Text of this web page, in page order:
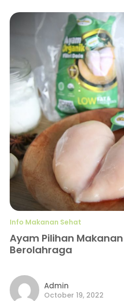
Info Makanan Sehat
Ayam Pilihan
Berolahraga
Admin
October 19, 2022